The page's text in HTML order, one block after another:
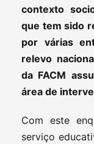
contexto
que tem sido
por várias
relevo
da FACM
área de
Com este
serviço